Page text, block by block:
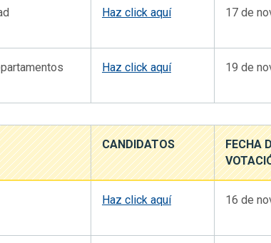
Haz click aquí 17 de
Haz click aquí 19 de
CANDIDATOS
FECHA
Haz click aquí 16 de